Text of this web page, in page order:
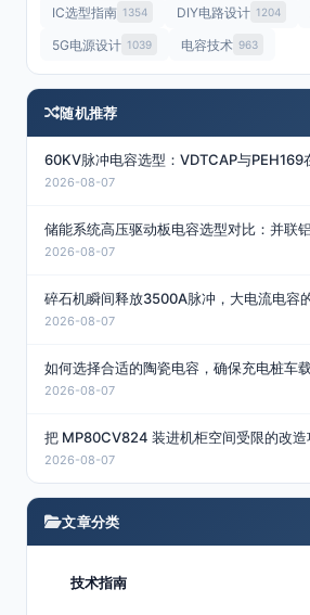
IC选型指南 1354 DIY电路设计 1204
5G电源设计 1039 电容技术 963
随机推荐
2026-08-07
2026-08-07
2026-08-07
2026-08-07
2026-08-07
文章分类
技术指南